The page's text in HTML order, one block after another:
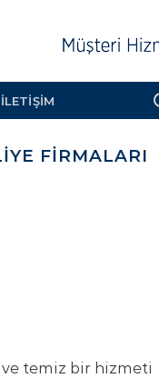
İLETİŞİM
FIRMALARI
ve temiz bir hizmeti